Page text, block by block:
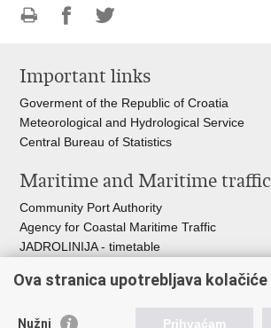
page
FacebookTwitteru
Important links
Goverment of the Republic of Croatia
Meteorological and Hydrological Service
Central Bureau of Statistics
Maritime and Maritime traffic
Community Port Authority
Agency for Coastal Maritime Traffic
JADROLINIJA - timetable
Ova stranica upotrebljava kolačiće
Nužni Prihvaćam